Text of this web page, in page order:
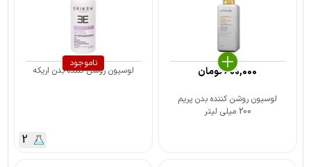
لوسیون روشن کننده بدن پریم
200 میلی لیتر
600,000تومان
ناموجود
لوسیون روشن کننده بدن اریکه
2